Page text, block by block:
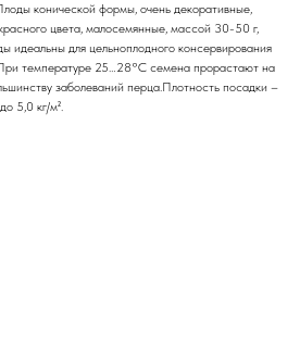
конической формы, очень декоративные,
цвета, малосемянные, массой 30-50 г,
для цельноплодного консервирования
температуре 25…28°C семена прорастают на
заболеваний перца.Плотность посадки –
5,0 кг/м².